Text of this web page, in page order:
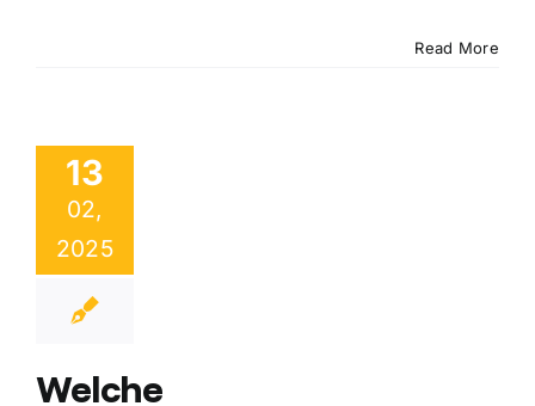
Read More
13
02,
2025
Welche